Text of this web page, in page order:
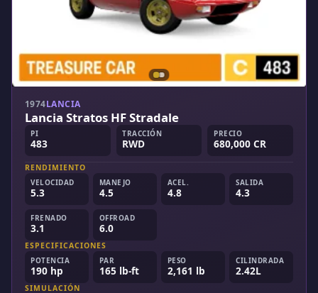
1974LANCIA
Lancia Stratos HF Stradale
PI
483
TRACCIÓN
RWD
PRECIO
680,000 CR
RENDIMIENTO
VELOCIDAD
5.3
MANEJO
4.5
ACEL.
4.8
SALIDA
4.3
FRENADO
3.1
OFFROAD
6.0
ESPECIFICACIONES
POTENCIA
190 hp
PAR
165 lb-ft
PESO
2,161 lb
CILINDRADA
2.42L
SIMULACIÓN